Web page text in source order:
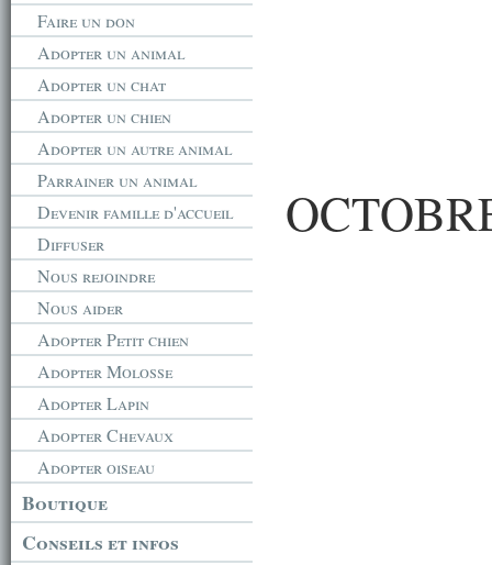
Faire un don
Adopter un animal
Adopter un chat
Adopter un chien
Adopter un autre animal
Parrainer un animal
Devenir famille d'accueil
Diffuser
Nous rejoindre
Nous aider
Adopter Petit chien
Adopter Molosse
Adopter Lapin
Adopter Chevaux
Adopter oiseau
Boutique
Conseils et infos